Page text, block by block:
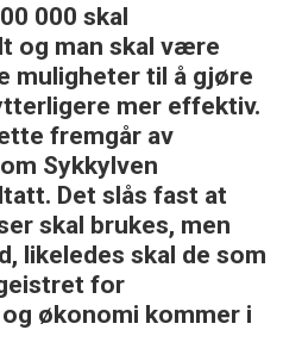
000 skal
og man skal være
muligheter til å gjøre
mer effektiv.
fremgår av
Sykkylven
Det slås fast at
skal brukes, men
likeledes skal de som
for
økonomi kommer i